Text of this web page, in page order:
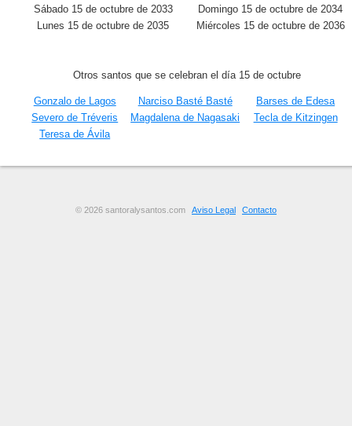
Sábado 15 de octubre de 2033
Domingo 15 de octubre de 2034
Lunes 15 de octubre de 2035
Miércoles 15 de octubre de 2036
Otros santos que se celebran el día 15 de octubre
Gonzalo de Lagos Narciso Basté Basté
Barses de Edesa
Severo de Tréveris
Magdalena de Nagasaki
Tecla de Kitzingen
Teresa de Ávila
© 2026 santoralysantos.com Aviso Legal Contacto